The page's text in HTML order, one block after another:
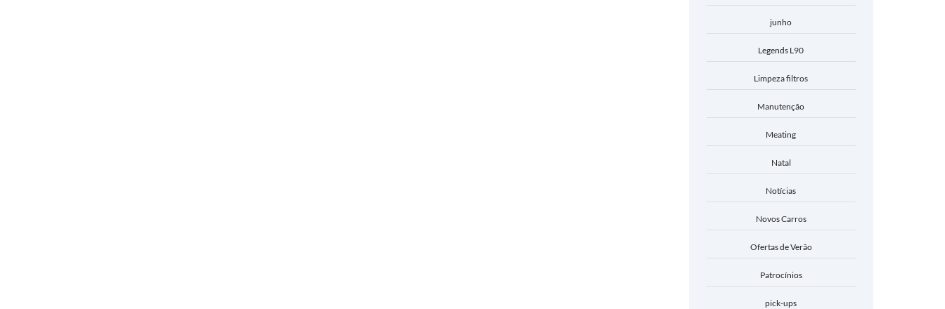
junho
Legends L90
Limpeza filtros
Manutenção
Meating
Natal
Notícias
Novos Carros
Ofertas de Verão
Patrocínios
pick-ups